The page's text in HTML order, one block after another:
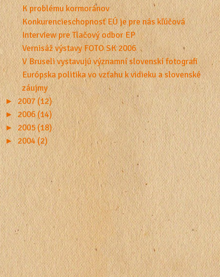
K problému kormoránov
Konkurencieschopnosť EÚ je pre nás kľúčová
Interview pre Tlačový odbor EP
Vernisáž výstavy FOTO SK 2006
V Bruseli vystavujú významní slovenskí fotografi
Európska politika vo vzťahu k vidieku a slovenské
záujmy
► 2007 (12)
► 2006 (14)
► 2005 (18)
► 2004 (2)